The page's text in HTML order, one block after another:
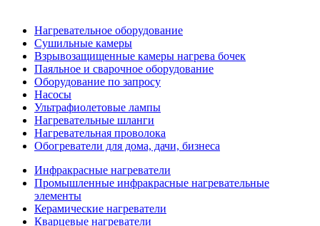
Нагревательное оборудование
Сушильные камеры
Взрывозащищенные камеры нагрева бочек
Паяльное и сварочное оборудование
Оборудование по запросу
Насосы
Ультрафиолетовые лампы
Нагревательные шланги
Нагревательная проволока
Обогреватели для дома, дачи, бизнеса
Инфракрасные нагреватели
Промышленные инфракрасные нагревательные
элементы
Керамические нагреватели
Кварцевые нагреватели